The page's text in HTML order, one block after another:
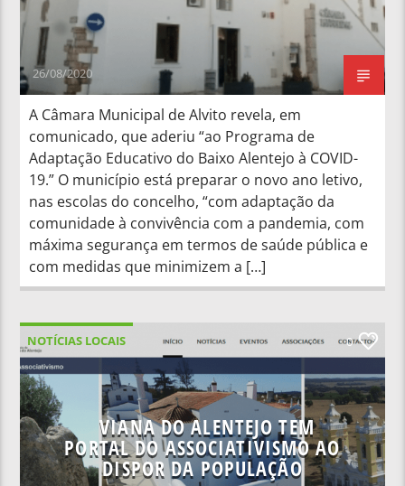
26/08/2020
A Câmara Municipal de Alvito revela, em
comunicado, que aderiu “ao Programa de
Adaptação Educativo do Baixo Alentejo à COVID-
19.” O município está preparar o novo ano letivo,
nas escolas do concelho, “com adaptação da
comunidade à convivência com a pandemia, com
máxima segurança em termos de saúde pública e
com medidas que minimizem a […]
NOTÍCIAS LOCAIS 0
VIANA DO ALENTEJO TEM
PORTAL DO ASSOCIATIVISMO AO
DISPOR DA POPULAÇÃO